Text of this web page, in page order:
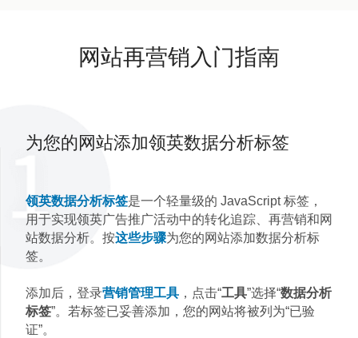
网站再营销入门指南
为您的网站添加领英数据分析标签
领英数据分析标签是一个轻量级的 JavaScript 标签，
用于实现领英广告推广活动中的转化追踪、再营销和网
站数据分析。按这些步骤为您的网站添加数据分析标
签。
添加后，登录营销管理工具 ，点击“工具”选择“数据分析
标签”。若标签已妥善添加，您的网站将被列为“已验
证”。